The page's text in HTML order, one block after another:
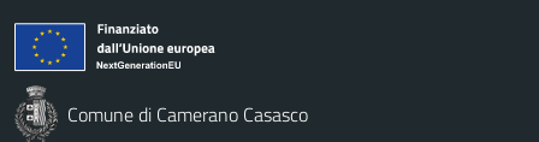
Comune di Camerano Casasco